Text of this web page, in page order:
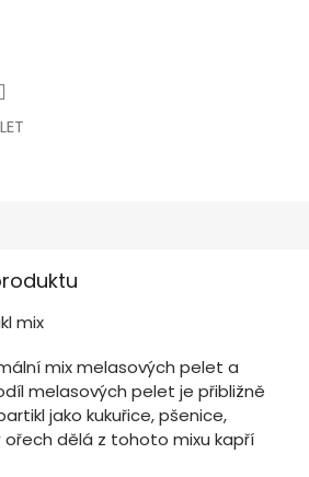
mix
mix melasových pelet a
melasových pelet je přibližně
jako kukuřice, pšenice,
ořech dělá z tohoto mixu kapří